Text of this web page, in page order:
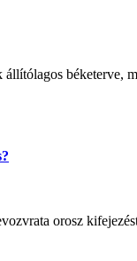
béketerve,
orosz